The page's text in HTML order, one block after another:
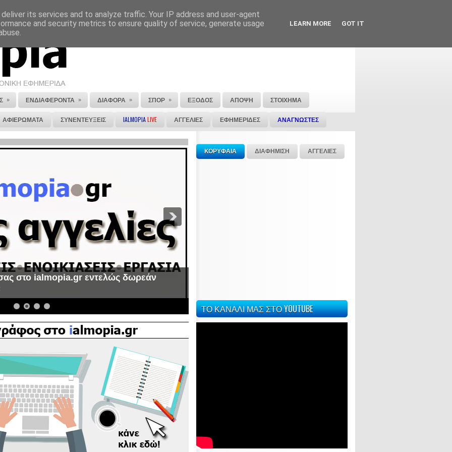
ΕΠΙΚΟΙΝΩΝΙΑ ΣΤΕΙΛΕ ΜΑΣ ΤΟ ΑΡΘΡΟ ΣΟΥ
» ΕΝΔΙΑΦΕΡΟΝΤΑ » ΔΙΑΦΟΡΑ » ΣΠΟΡ » ΕΞΟΔΟΣ ΑΠΟΨΗ ΣΤΟΙΧΗΜΑ
ΑΦΙΕΡΩΜΑΤΑ ΣΥΝΕΝΤΕΥΞΕΙΣ IALMOPIALIVE ΑΓΓΕΛΙΕΣ ΕΦΗΜΕΡΙΔΕΣ ΑΝΑΓΝΩΣΤΕΣ
στο ialmopia.gr εντελώς δωρεάν
ΚΟΡΥΦΑΙΑ ΔΙΑΦΗΜΙΣΗ ΑΓΓΕΛΙΕΣ
ΤΟ ΚΑΝΑΛΙ ΜΑΣ ΣΤΟ YOUTUBE
its services and to analyze traffic. Your IP address and user-agent
and security metrics to ensure quality of service, generate usage
LEARN MORE GOT IT